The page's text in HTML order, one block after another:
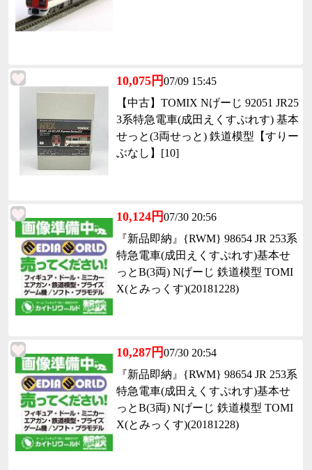
10,075円07/09 15:45
【中古】TOMIX Nげーじ 92051 JR25
3系特急電車(成田えくすぷれす) 基本
せっと(3両せっと) 鉄道模型【すりー
ぶなし】[10]
10,124円07/30 20:56
『新品即納』{RWM} 98654 JR 253系
特急電車(成田えくすぷれす)基本せ
っとB(3両) Nげーじ 鉄道模型 TOMI
X(とみっくす)(20181228)
10,287円07/30 20:54
『新品即納』{RWM} 98654 JR 253系
特急電車(成田えくすぷれす)基本せ
っとB(3両) Nげーじ 鉄道模型 TOMI
X(とみっくす)(20181228)